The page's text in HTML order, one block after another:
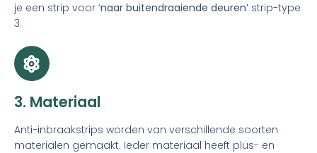
je een strip voor ‘naar buitendraaiende deuren’ strip-type
3.
3. Materiaal
Anti-inbraakstrips worden van verschillende soorten
materialen gemaakt. Ieder materiaal heeft plus- en